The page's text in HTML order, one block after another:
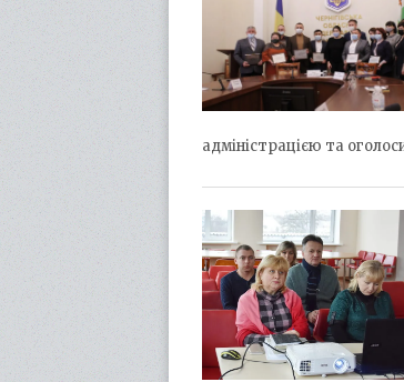
адміністрацією та